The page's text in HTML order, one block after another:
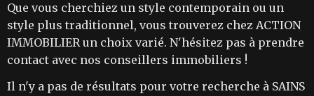
Que vous cherchiez un style contemporain ou un
style plus traditionnel, vous trouverez chez ACTION
IMMOBILIER un choix varié. N'hésitez pas à prendre
contact avec nos conseillers immobiliers !
Il n'y a pas de résultats pour votre recherche à SAINS